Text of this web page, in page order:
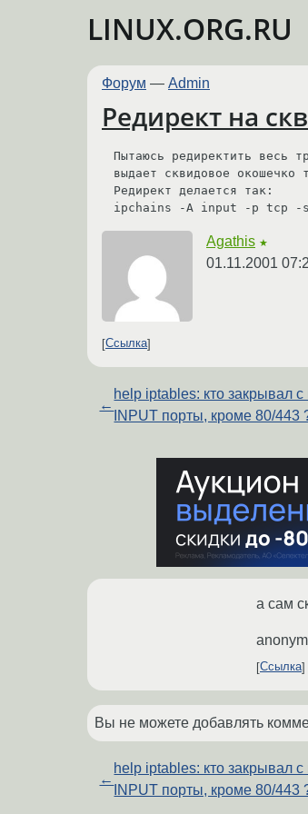
LINUX.ORG.RU
Форум — Admin
Редирект на
Пытаюсь редиректить весь
выдает сквидовое
Редирект делается так:
ipchains -A input -p tcp -s
Agathis ★
01.11.2001
Ссылка
←
help iptables: кто закрывал
INPUT порты, кроме 80/443
а сам
Ссылка
Вы не можете добавлять
←
help iptables: кто закрывал
INPUT порты, кроме 80/443